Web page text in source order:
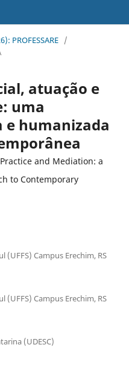
PROFESSARE /
atuação e
uma
humanizada
and Mediation: a
to Contemporary
(UFFS) Campus Erechim, RS
(UFFS) Campus Erechim, RS
(UDESC)